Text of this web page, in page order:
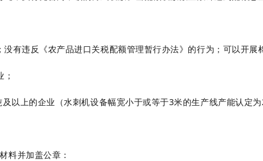
有违反《农产品进口关税配额管理暂行办法》的行为；可以开
以上的企业（水刺机设备幅宽小于或等于3米的生产线产能认定
料并加盖公章：